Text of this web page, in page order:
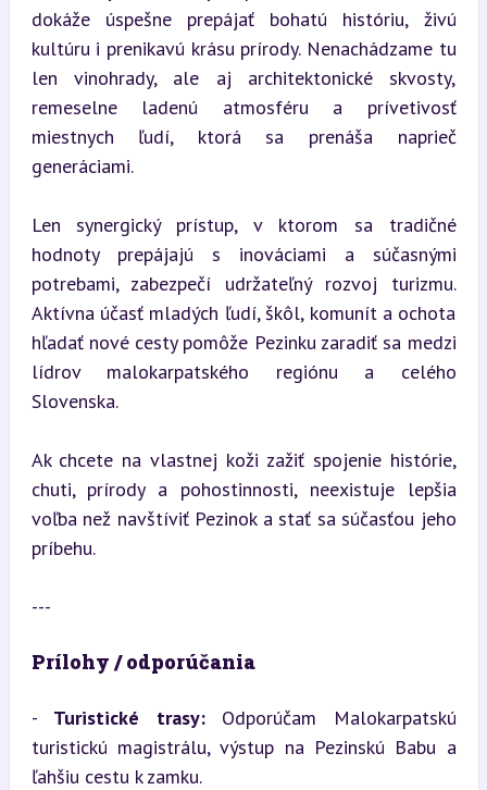
dokáže úspešne prepájať bohatú históriu, živú
kultúru i prenikavú krásu prírody. Nenachádzame tu
len vinohrady, ale aj architektonické skvosty,
remeselne ladenú atmosféru a prívetivosť
miestnych ľudí, ktorá sa prenáša naprieč
generáciami.
Len synergický prístup, v ktorom sa tradičné
hodnoty prepájajú s inováciami a súčasnými
potrebami, zabezpečí udržateľný rozvoj turizmu.
Aktívna účasť mladých ľudí, škôl, komunít a ochota
hľadať nové cesty pomôže Pezinku zaradiť sa medzi
lídrov malokarpatského regiónu a celého
Slovenska.
Ak chcete na vlastnej koži zažiť spojenie histórie,
chuti, prírody a pohostinnosti, neexistuje lepšia
voľba než navštíviť Pezinok a stať sa súčasťou jeho
príbehu.
---
Prílohy / odporúčania
- Turistické trasy: Odporúčam Malokarpatskú
turistickú magistrálu, výstup na Pezinskú Babu a
ľahšiu cestu k zamku.